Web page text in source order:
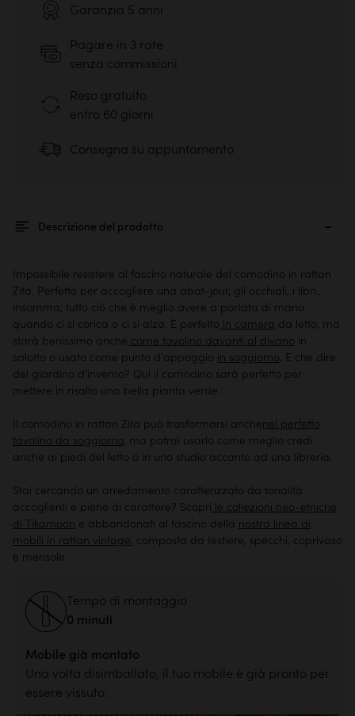
Garanzia 5 anni
Pagare in 3 rate
senza commissioni
Reso gratuito
entro 60 giorni
Consegna su appuntamento
Descrizione del prodotto
Impossibile resistere al fascino naturale del comodino in rattan
Zita. Perfetto per accogliere una abat-jour, gli occhiali, i libri...
insomma, tutto ciò che è meglio avere a portata di mano
quando ci si corica o ci si alza. È perfetto in camera da letto, ma
starà benissimo anche come tavolino davanti al divano in
salotto o usato come punto d'appoggio in soggiorno. E che dire
del giardino d'inverno? Qui il comodino sarà perfetto per
mettere in risalto una bella pianta verde.
Il comodino in rattan Zita può trasformarsi anchenel perfetto
tavolino da soggiorno, ma potrai usarlo come meglio credi:
anche ai piedi del letto o in uno studio accanto ad una libreria.
Stai cercando un arredamento caratterizzato da tonalità
accoglienti e piene di carattere? Scopri le collezioni neo-etniche
di Tikamoon e abbandonati al fascino della nostra linea di
mobili in rattan vintage, composta da testiere, specchi, coprivaso
e mensole.
Tempo di montaggio
0 minuti
Mobile già montato
Una volta disimballato, il tuo mobile è già pronto per
essere vissuto.